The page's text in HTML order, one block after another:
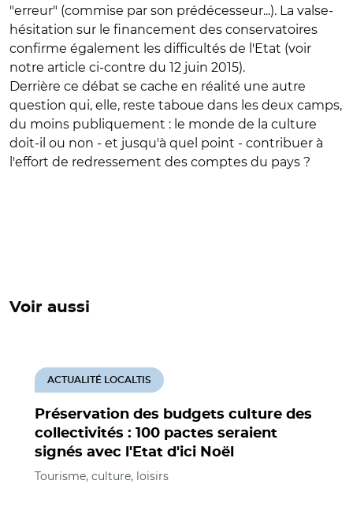
"erreur" (commise par son prédécesseur...). La valse-
hésitation sur le financement des conservatoires
confirme également les difficultés de l'Etat (voir
notre article ci-contre du 12 juin 2015).
Derrière ce débat se cache en réalité une autre
question qui, elle, reste taboue dans les deux camps,
du moins publiquement : le monde de la culture
doit-il ou non - et jusqu'à quel point - contribuer à
l'effort de redressement des comptes du pays ?
Voir aussi
Préservation des budgets culture des
collectivités : 100 pactes seraient
signés avec l'Etat d'ici Noël
ACTUALITÉ LOCALTIS
Tourisme, culture, loisirs